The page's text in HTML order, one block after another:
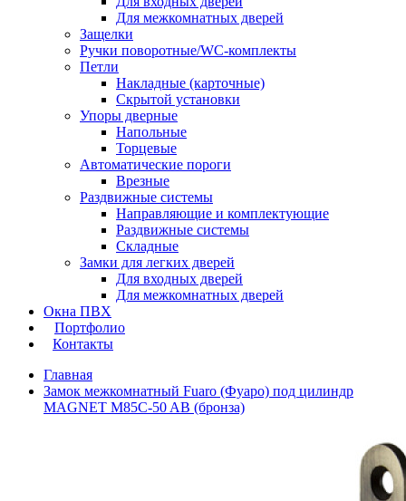
Для межкомнатных дверей
Защелки
Ручки поворотные/WC-комплекты
Петли
Накладные (карточные)
Скрытой установки
Упоры дверные
Напольные
Торцевые
Автоматические пороги
Врезные
Раздвижные системы
Направляющие и комплектующие
Раздвижные системы
Складные
Замки для легких дверей
Для входных дверей
Для межкомнатных дверей
Окна ПВХ
Портфолио
Контакты
Главная
Замок межкомнатный Fuaro (Фуаро) под цилиндр
MAGNET M85C-50 AB (бронза)